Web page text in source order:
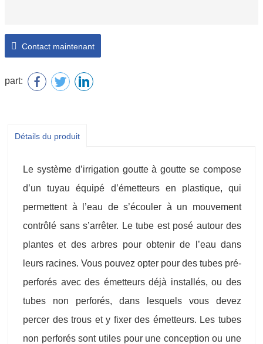
Contact maintenant
part:
Détails du produit
Le système d’irrigation goutte à goutte se compose
d’un tuyau équipé d’émetteurs en plastique, qui
permettent à l’eau de s’écouler à un mouvement
contrôlé sans s’arrêter. Le tube est posé autour des
plantes et des arbres pour obtenir de l’eau dans
leurs racines. Vous pouvez opter pour des tubes pré-
perforés avec des émetteurs déjà installés, ou des
tubes non perforés, dans lesquels vous devez
percer des trous et y fixer des émetteurs. Les tubes
non perforés sont utiles pour une conception ou une